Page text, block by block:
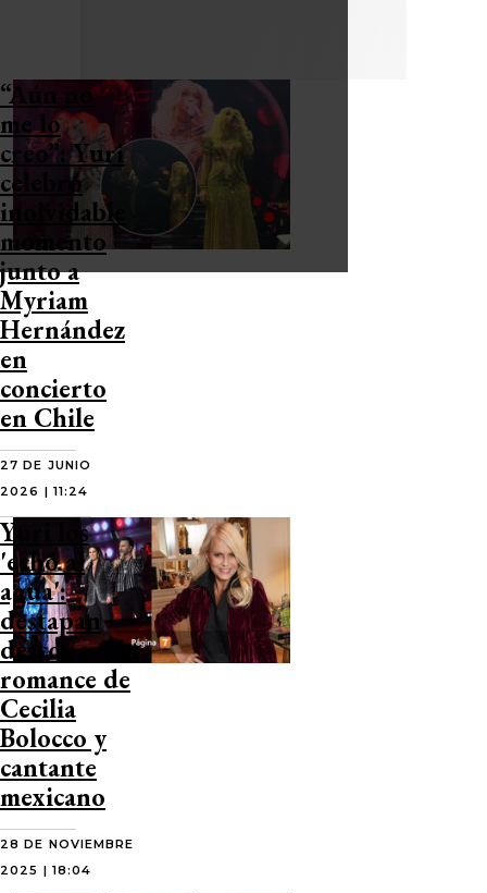
“Aún no
me lo
creo”: Yuri
celebró
inolvidable
momento
junto a
Myriam
Hernández
en
concierto
en Chile
27 DE JUNIO
2026 | 11:24
Yuri los
'echó al
agua':
destapan
desconocido
romance de
Cecilia
Bolocco y
cantante
mexicano
28 DE NOVIEMBRE
2025 | 18:04